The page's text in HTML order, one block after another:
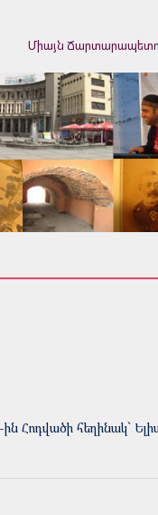
Միայն
Հոդվածի հեղինակ`